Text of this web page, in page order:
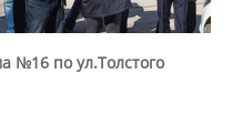
№16 по ул.Толстого